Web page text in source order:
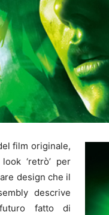
film originale,
‘retrò’ per
design che il
descrive
fatto di